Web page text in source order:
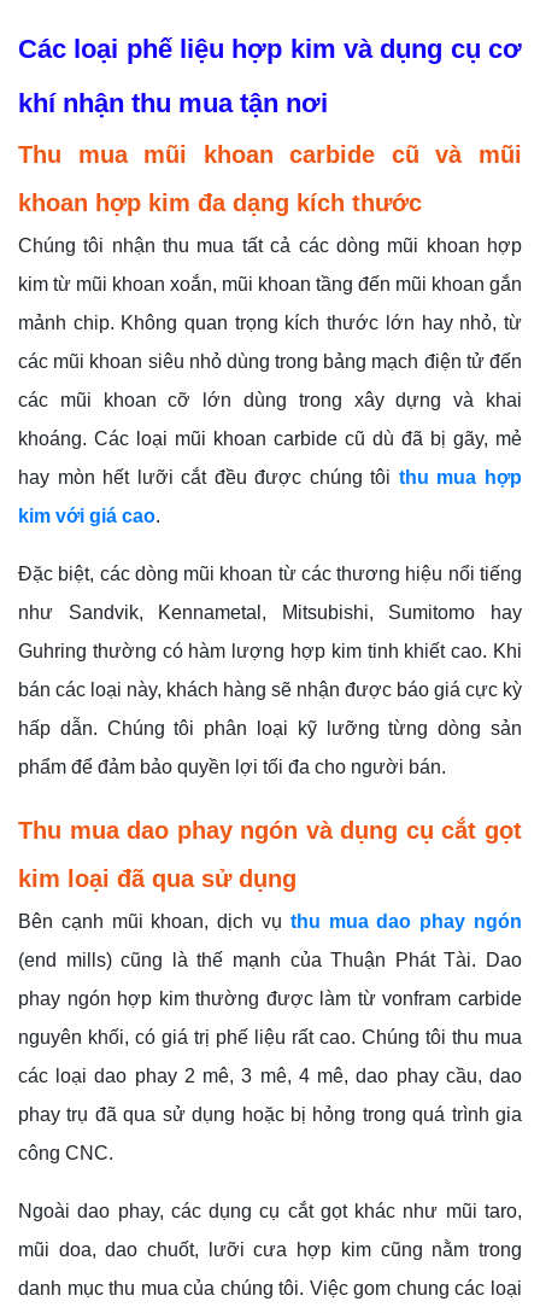
Các loại phế liệu hợp kim và dụng cụ cơ
khí nhận thu mua tận nơi
Thu mua mũi khoan carbide cũ và mũi
khoan hợp kim đa dạng kích thước
Chúng tôi nhận thu mua tất cả các dòng mũi khoan hợp
kim từ mũi khoan xoắn, mũi khoan tầng đến mũi khoan gắn
mảnh chip. Không quan trọng kích thước lớn hay nhỏ, từ
các mũi khoan siêu nhỏ dùng trong bảng mạch điện tử đến
các mũi khoan cỡ lớn dùng trong xây dựng và khai
khoáng. Các loại mũi khoan carbide cũ dù đã bị gãy, mẻ
hay mòn hết lưỡi cắt đều được chúng tôi thu mua hợp
kim với giá cao.
Đặc biệt, các dòng mũi khoan từ các thương hiệu nổi tiếng
như Sandvik, Kennametal, Mitsubishi, Sumitomo hay
Guhring thường có hàm lượng hợp kim tinh khiết cao. Khi
bán các loại này, khách hàng sẽ nhận được báo giá cực kỳ
hấp dẫn. Chúng tôi phân loại kỹ lưỡng từng dòng sản
phẩm để đảm bảo quyền lợi tối đa cho người bán.
Thu mua dao phay ngón và dụng cụ cắt gọt
kim loại đã qua sử dụng
Bên cạnh mũi khoan, dịch vụ thu mua dao phay ngón
(end mills) cũng là thế mạnh của Thuận Phát Tài. Dao
phay ngón hợp kim thường được làm từ vonfram carbide
nguyên khối, có giá trị phế liệu rất cao. Chúng tôi thu mua
các loại dao phay 2 mê, 3 mê, 4 mê, dao phay cầu, dao
phay trụ đã qua sử dụng hoặc bị hỏng trong quá trình gia
công CNC.
Ngoài dao phay, các dụng cụ cắt gọt khác như mũi taro,
mũi doa, dao chuốt, lưỡi cưa hợp kim cũng nằm trong
danh mục thu mua của chúng tôi. Việc gom chung các loại